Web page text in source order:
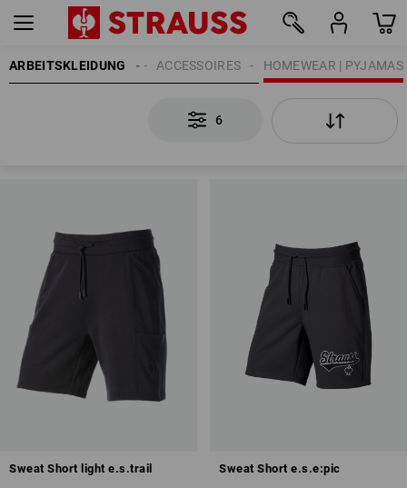
ARBEITSKLEIDUNG HOMEWEAR | PYJAMAS
ACCESSOIRES
HERREN
6
Sweat Short light e.s.trail Sweat Short e.s.e:pic